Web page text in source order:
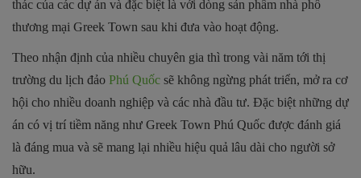
thác của các dự án và đặc biệt là với dòng sản phẩm nhà phố
thương mại Greek Town sau khi đưa vào hoạt động.
Theo nhận định của nhiều chuyên gia thì trong vài năm tới thị
trường du lịch đảo Phú Quốc sẽ không ngừng phát triển, mở ra cơ
hội cho nhiều doanh nghiệp và các nhà đầu tư. Đặc biệt những dự
án có vị trí tiềm năng như Greek Town Phú Quốc được đánh giá
là đáng mua và sẽ mang lại nhiều hiệu quả lâu dài cho người sở
hữu.